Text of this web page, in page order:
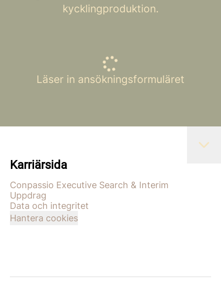
kycklingproduktion.
Läser in ansökningsformuläret
Karriärsida
Conpassio Executive Search & Interim
Uppdrag
Data och integritet
Hantera cookies